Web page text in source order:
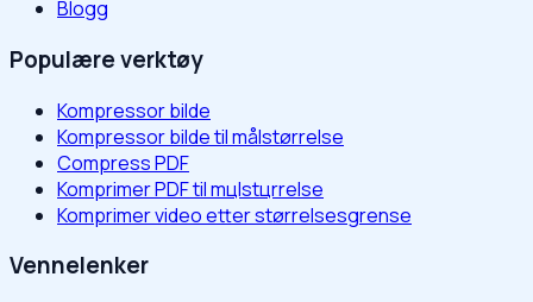
Blogg
Populære verktøy
Kompressor bilde
Kompressor bilde til målstørrelse
Compress PDF
Komprimer PDF til mцlstцrrelse
Komprimer video etter størrelsesgrense
Vennelenker